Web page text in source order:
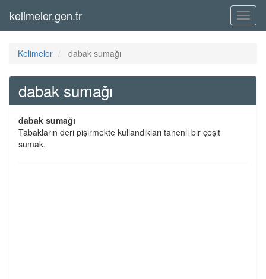
Menü
kelimeler.gen.tr
Kelimeler dabak sumağı
dabak sumağı
dabak sumağı
Tabakların deri pişirmekte kullandıkları tanenli bir çeşit
sumak.